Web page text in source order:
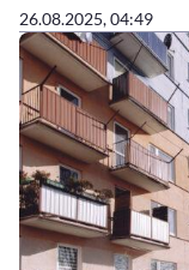
26.08.2025, 04:49